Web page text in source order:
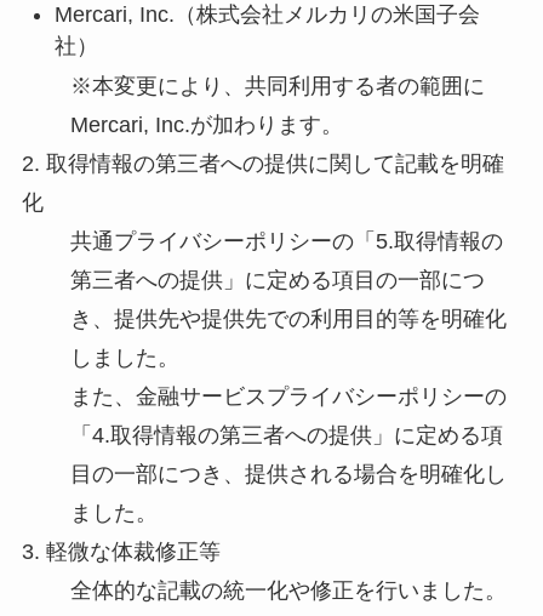
Mercari, Inc.（株式会社メルカリの米国子会
社）
※本変更により、共同利用する者の範囲に
Mercari, Inc.が加わります。
2. 取得情報の第三者への提供に関して記載を明確
化
共通プライバシーポリシーの「5.取得情報の
第三者への提供」に定める項目の一部につ
き、提供先や提供先での利用目的等を明確化
しました。
また、金融サービスプライバシーポリシーの
「4.取得情報の第三者への提供」に定める項
目の一部につき、提供される場合を明確化し
ました。
3. 軽微な体裁修正等
全体的な記載の統一化や修正を行いました。